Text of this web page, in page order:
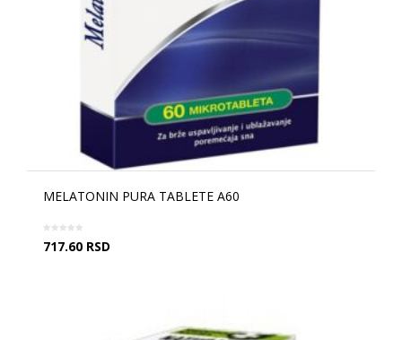
MELATONIN PURA TABLETE A60
717.60 RSD